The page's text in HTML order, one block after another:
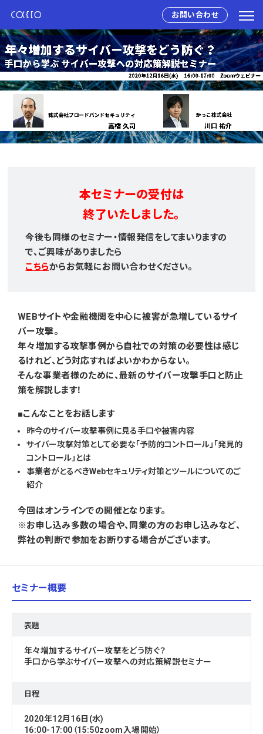
お問い合わせ
本セミナーの受付は
終了いたしました。
今後も同様のセミナー・情報発信をしてまいりますの
で、ご興味がありましたら
こちらからお気軽にお問い合わせください。
WEBサイトや金融機関を中心に被害が急増しているサイ
バー攻撃。
年々増加する攻撃事例から自社での対策の必要性は感じ
るけれど、どう対応すればよいかわからない。
そんな事業者様のために、最新のサイバー攻撃手口と防止
策を解説します！
こんなことをお話します
昨今のサイバー攻撃事例に見る手口や被害内容
サイバー攻撃対策として必要な「予防的コントロール」「発見的
コントロール」とは
事業者がとるべきWebセキュリティ対策とツールについてのご
紹介
今回はオンラインでの開催となります。
※お申し込み多数の場合や、同業の方のお申し込みなど、
弊社の判断で参加をお断りする場合がございます。
セミナー概要
表題
年々増加するサイバー攻撃をどう防ぐ？
手口から学ぶサイバー攻撃への対応策解説セミナー
日程
2020年12月16日(水)
16:00-17:00（15:50zoom入場開始）